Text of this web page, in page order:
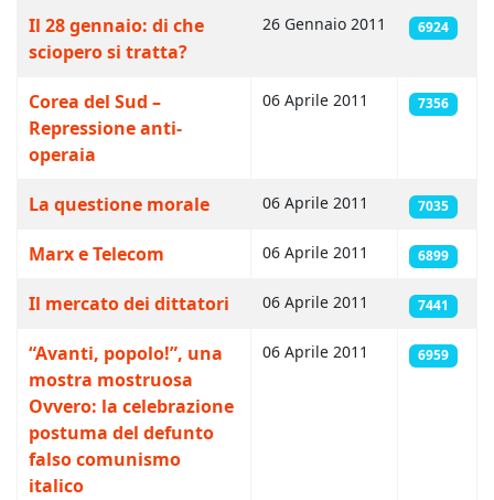
Il 28 gennaio: di che
sciopero si tratta?
26 Gennaio 2011 6924
Corea del Sud –
Repressione anti-
operaia
06 Aprile 2011 7356
La questione morale 06 Aprile 2011 7035
Marx e Telecom 06 Aprile 2011 6899
Il mercato dei dittatori 06 Aprile 2011 7441
“Avanti, popolo!”, una
mostra mostruosa
Ovvero: la celebrazione
postuma del defunto
falso comunismo
italico
06 Aprile 2011 6959